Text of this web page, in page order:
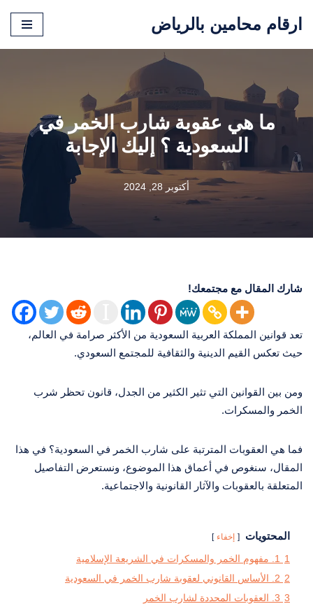
تخطى
ارقام محامين بالرياض
ما هي عقوبة شارب الخمر في
السعودية ؟ إليك الإجابة
أكتوبر 28, 2024
شارك المقال مع مجتمعك!
تعد قوانين المملكة العربية السعودية من الأكثر صرامة في العالم،
حيث تعكس القيم الدينية والثقافية للمجتمع السعودي.
ومن بين القوانين التي تثير الكثير من الجدل، قانون تحظر شرب
الخمر والمسكرات.
فما هي العقوبات المترتبة على شارب الخمر في السعودية؟ في هذا
المقال، سنغوص في أعماق هذا الموضوع، ونستعرض التفاصيل
المتعلقة بالعقوبات والآثار القانونية والاجتماعية.
المحتويات إخفاء
1 1. مفهوم الخمر والمسكرات في الشريعة الإسلامية
2 2. الأساس القانوني لعقوبة شارب الخمر في السعودية
3 3. العقوبات المحددة لشارب الخمر